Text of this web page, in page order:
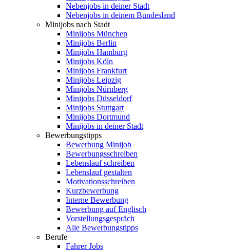
Nebenjobs in deiner Stadt
Nebenjobs in deinem Bundesland
Minijobs nach Stadt
Minijobs München
Minijobs Berlin
Minijobs Hamburg
Minijobs Köln
Minijobs Frankfurt
Minijobs Leipzig
Minijobs Nürnberg
Minijobs Düsseldorf
Minijobs Stuttgart
Minijobs Dortmund
Minijobs in deiner Stadt
Bewerbungstipps
Bewerbung Minijob
Bewerbungsschreiben
Lebenslauf schreiben
Lebenslauf gestalten
Motivationsschreiben
Kurzbewerbung
Interne Bewerbung
Bewerbung auf Englisch
Vorstellungsgespräch
Alle Bewerbungstipps
Berufe
Fahrer Jobs